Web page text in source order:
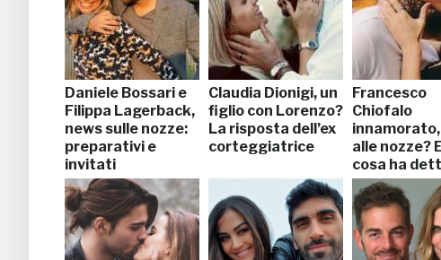
Daniele Bossari e
Filippa Lagerback,
news sulle nozze:
preparativi e
invitati
Claudia Dionigi, un
figlio con Lorenzo?
La risposta dell’ex
corteggiatrice
Francesco
Chiofalo
alle nozze?
cosa ha